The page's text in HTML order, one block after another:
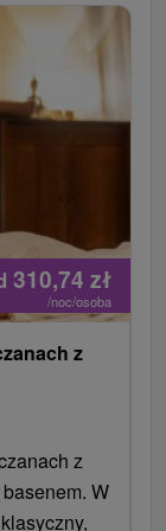
a
alebo
310,74 zł
/noc/osoba
z
z
W